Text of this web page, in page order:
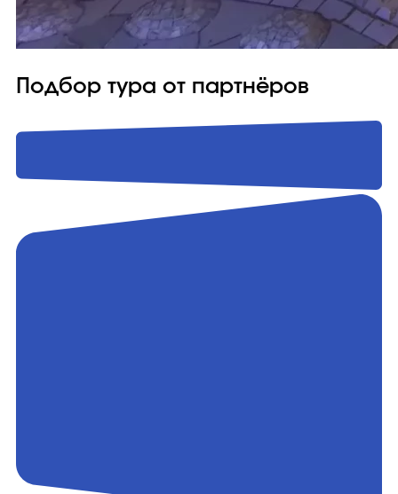
Подбор тура от партнёров